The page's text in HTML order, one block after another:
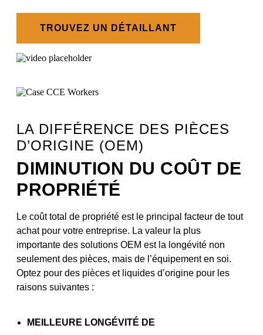
TROUVEZ UN DÉTAILLANT
LA DIFFÉRENCE DES PIÈCES
D’ORIGINE (OEM)
DIMINUTION DU COÛT DE
PROPRIÉTÉ
Le coût total de propriété est le principal facteur de tout
achat pour votre entreprise. La valeur la plus
importante des solutions OEM est la longévité non
seulement des pièces, mais de l’équipement en soi.
Optez pour des pièces et liquides d’origine pour les
raisons suivantes :
MEILLEURE LONGÉVITÉ DE